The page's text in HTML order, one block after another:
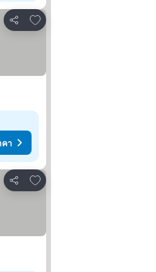
แชร์
เพิ่มในรายการโปรด
า
แชร์
เพิ่มในรายการโปรด